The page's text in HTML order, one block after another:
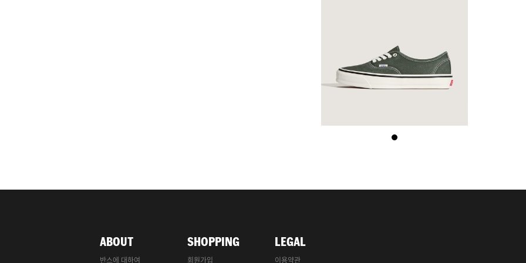
ABOUT
반스에 대하여
SHOPPING
회원가입
LEGAL
이용약관